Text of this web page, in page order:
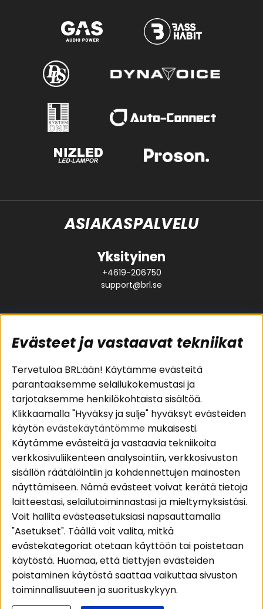
ASIAKASPALVELU
Yksityinen
+4619-206750
support@brl.se
Suositut sivut
Pakettiratkaisut
Autostereot
Kaiuttimet
Päätevahvistimet
Lisätarvikkeet
Kaapelit
Asiakaspalvelu
Evästeet
Huolto- ja
takuutiedot
Ostoehdot
Palautus
Tietosuojapolitiikka
Alueet
Autohifi
Kotihifi
Uutuudet
Seuraa meitä
Instagram
Facebook
Youtube
Tiktok
Evästeet ja vastaavat tekniikat
Tervetuloa BRL:ään! Käytämme evästeitä
parantaaksemme selailukokemustasi ja
tarjotaksemme henkilökohtaista sisältöä.
Klikkaamalla "Hyväksy ja sulje" hyväksyt evästeiden
käytönevästekäytäntömme mukaisesti.
Käytämme evästeitä ja vastaavia tekniikoita
verkkosivuliikenteen analysointiin, verkkosivuston
sisällön räätälöintiin ja kohdennettujen mainosten
näyttämiseen. Nämä evästeet voivat kerätä tietoja
laitteestasi, selailutoiminnastasi ja mieltymyksistäsi.
Voit hallita evästeasetuksiasi napsauttamalla
"Asetukset". Täällä voit valita, mitkä
evästekategoriat otetaan käyttöön tai poistetaan
käytöstä. Huomaa, että tiettyjen evästeiden
poistaminen käytöstä saattaa vaikuttaa sivuston
toiminnallisuuteen ja suorituskykyyn.